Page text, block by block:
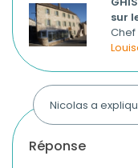
sur
Nicolas a
réponse